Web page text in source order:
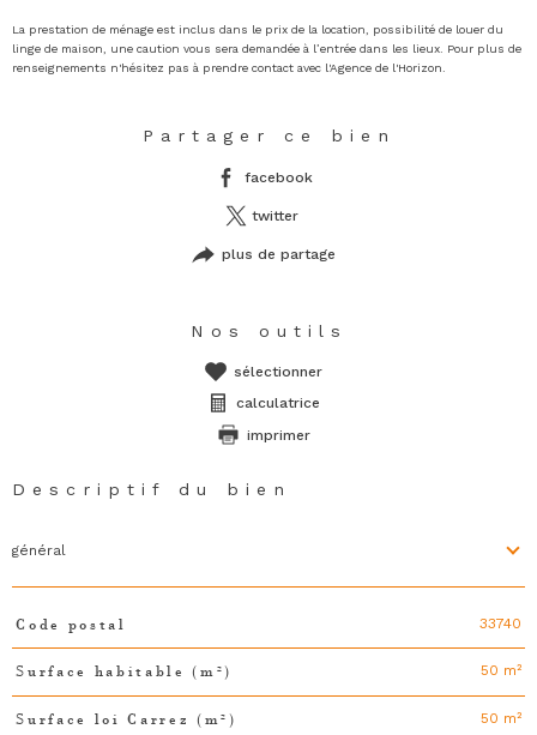
La prestation de ménage est inclus dans le prix de la location, possibilité de louer du
linge de maison, une caution vous sera demandée à l’entrée dans les lieux. Pour plus de
renseignements n'hésitez pas à prendre contact avec l'Agence de l'Horizon.
Partager ce bien
facebook
twitter
plus de partage
Nos outils
sélectionner
calculatrice
imprimer
Descriptif du bien
général
TRAD_PAMPERO_Caracteristique
Code postal 33740
Surface habitable (m²) 50 m²
Surface loi Carrez (m²) 50 m²